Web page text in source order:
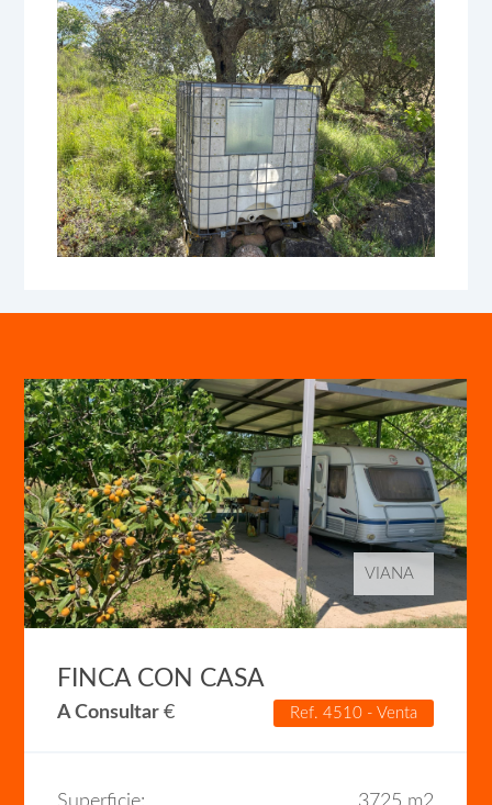
VIANA
FINCA CON CASA
A Consultar€ Ref. 4510 - Venta